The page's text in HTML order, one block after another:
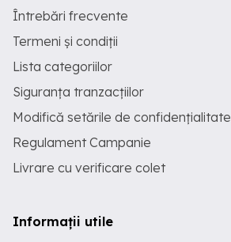
Întrebări frecvente
Termeni și condiții
Lista categoriilor
Siguranța tranzacțiilor
Modifică setările de confidențialitate
Regulament Campanie
Livrare cu verificare colet
Informații utile